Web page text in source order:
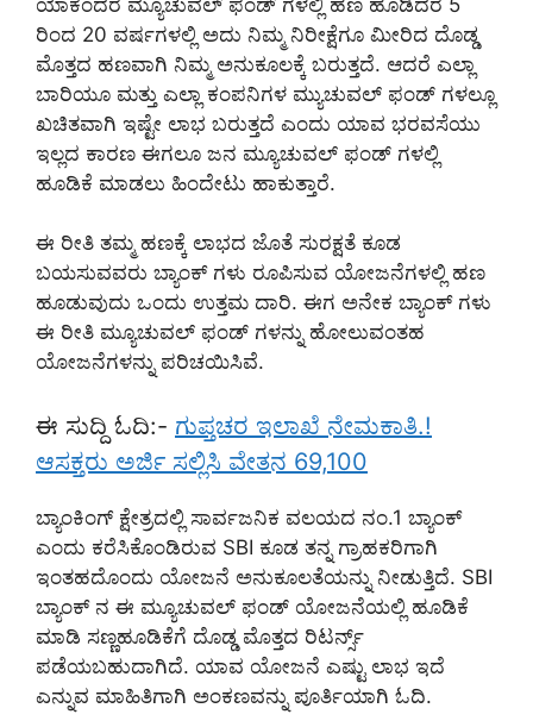
ರಿಂದ 20 ವರ್ಷಗಳಲ್ಲಿ ಅದು ನಿಮ್ಮ ನಿರೀಕ್ಷೆಗೂ ಮೀರಿದ ದೊಡ್ಡ
ಮೊತ್ತದ ಹಣವಾಗಿ ನಿಮ್ಮ ಅನುಕೂಲಕ್ಕೆ ಬರುತ್ತದೆ. ಆದರೆ ಎಲ್ಲಾ
ಬಾರಿಯೂ ಮತ್ತು ಎಲ್ಲಾ ಕಂಪನಿಗಳ ಮ್ಯುಚುವಲ್ ಫಂಡ್ ಗಳಲ್ಲೂ
ಖಚಿತವಾಗಿ ಇಷ್ಟೇ ಲಾಭ ಬರುತ್ತದೆ ಎಂದು ಯಾವ ಭರವಸೆಯು
ಇಲ್ಲದ ಕಾರಣ ಈಗಲೂ ಜನ ಮ್ಯೂಚುವಲ್ ಫಂಡ್ ಗಳಲ್ಲಿ
ಹೂಡಿಕೆ ಮಾಡಲು ಹಿಂದೇಟು ಹಾಕುತ್ತಾರೆ.
ಈ ರೀತಿ ತಮ್ಮ ಹಣಕ್ಕೆ ಲಾಭದ ಜೊತೆ ಸುರಕ್ಷತೆ ಕೂಡ
ಬಯಸುವವರು ಬ್ಯಾಂಕ್ ಗಳು ರೂಪಿಸುವ ಯೋಜನೆಗಳಲ್ಲಿ ಹಣ
ಹೂಡುವುದು ಒಂದು ಉತ್ತಮ ದಾರಿ. ಈಗ ಅನೇಕ ಬ್ಯಾಂಕ್ ಗಳು
ಈ ರೀತಿ ಮ್ಯೂಚುವಲ್ ಫಂಡ್ ಗಳನ್ನು ಹೋಲುವಂತಹ
ಯೋಜನೆಗಳನ್ನು ಪರಿಚಯಿಸಿವೆ.
ಈ ಸುದ್ದಿ ಓದಿ:- ಗುಪ್ತಚರ ಇಲಾಖೆ ನೇಮಕಾತಿ.!
ಆಸಕ್ತರು ಅರ್ಜಿ ಸಲ್ಲಿಸಿ ವೇತನ 69,100
ಬ್ಯಾಂಕಿಂಗ್ ಕ್ಷೇತ್ರದಲ್ಲಿ ಸಾರ್ವಜನಿಕ ವಲಯದ ನಂ.1 ಬ್ಯಾಂಕ್
ಎಂದು ಕರೆಸಿಕೊಂಡಿರುವ SBI ಕೂಡ ತನ್ನ ಗ್ರಾಹಕರಿಗಾಗಿ
ಇಂತಹದೊಂದು ಯೋಜನೆ ಅನುಕೂಲತೆಯನ್ನು ನೀಡುತ್ತಿದೆ. SBI
ಬ್ಯಾಂಕ್ ನ ಈ ಮ್ಯೂಚುವಲ್ ಫಂಡ್ ಯೋಜನೆಯಲ್ಲಿ ಹೂಡಿಕೆ
ಮಾಡಿ ಸಣ್ಣಹೂಡಿಕೆಗೆ ದೊಡ್ಡ ಮೊತ್ತದ ರಿಟರ್ನ್ಸ್
ಪಡೆಯಬಹುದಾಗಿದೆ. ಯಾವ ಯೋಜನೆ ಎಷ್ಟು ಲಾಭ ಇದೆ
ಎನ್ನುವ ಮಾಹಿತಿಗಾಗಿ ಅಂಕಣವನ್ನು ಪೂರ್ತಿಯಾಗಿ ಓದಿ.